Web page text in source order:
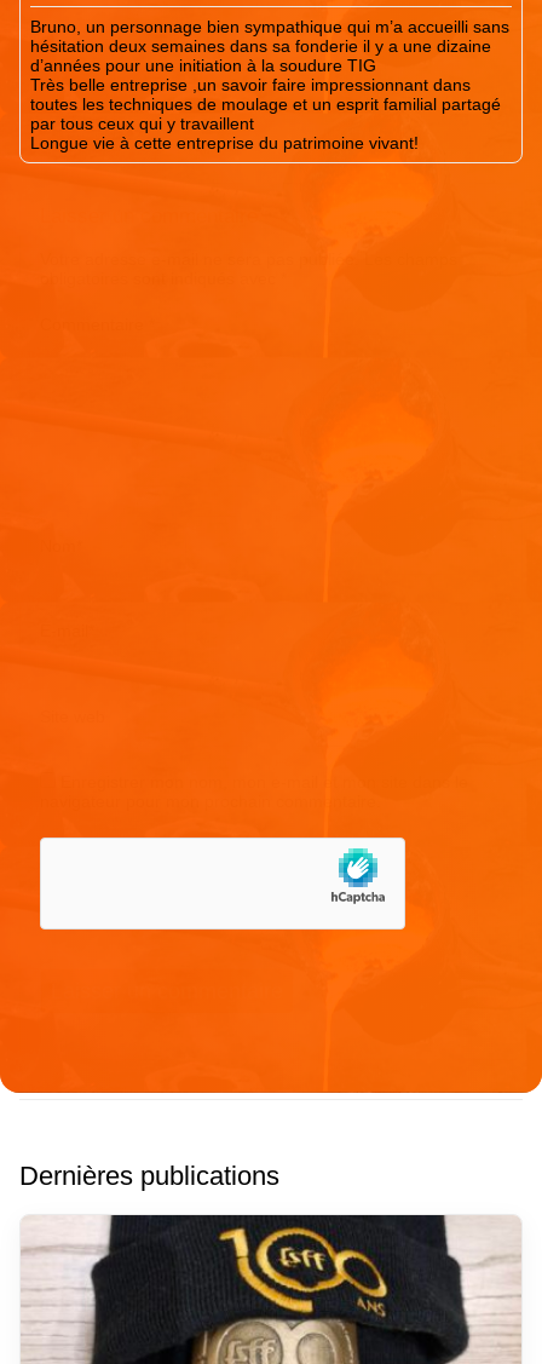
Bruno, un personnage bien sympathique qui m’a accueilli sans
hésitation deux semaines dans sa fonderie il y a une dizaine
d’années pour une initiation à la soudure TIG
Très belle entreprise ,un savoir faire impressionnant dans
toutes les techniques de moulage et un esprit familial partagé
par tous ceux qui y travaillent
Longue vie à cette entreprise du patrimoine vivant!
Dernières publications